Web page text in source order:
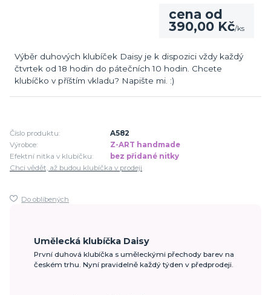
cena od
390,00 Kč/ks
Výběr duhových klubíček Daisy je k dispozici vždy každý
čtvrtek od 18 hodin do pátečních 10 hodin. Chcete
klubíčko v příštím vkladu? Napište mi. :)
Číslo produktu:
A582
Výrobce:
Z-ART handmade
Efektní nitka v klubíčku:
bez přidané nitky
Chci vědět, až budou klubíčka v prodeji
Do oblíbených
Umělecká klubíčka Daisy
První duhová klubíčka s uměleckými přechody barev na
českém trhu. Nyní pravidelně každý týden v předprodeji.